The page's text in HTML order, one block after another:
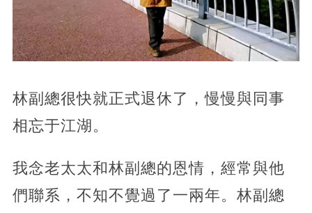
林副總很快就正式退休了，慢慢與同事
相忘于江湖。
我念老太太和林副總的恩情，經常與他
們聯系，不知不覺過了一兩年。林副總